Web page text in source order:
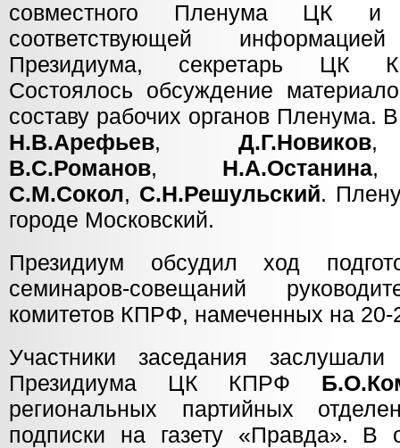
совместного Пленума
соответствующей
Президиума, секретарь
Состоялось обсуждение
составу рабочих органов Пленума.
Н.В.Арефьев, Д.Г.Новиков
В.С.Романов, Н.А.Останина
С.М.Сокол, С.Н.Решульский.
городе Московский.
Президиум обсудил ход
семинаров-совещаний
комитетов КПРФ, намеченных на
Участники заседания
Президиума ЦК КПРФ
региональных партийных
подписки на газету «Правда». В